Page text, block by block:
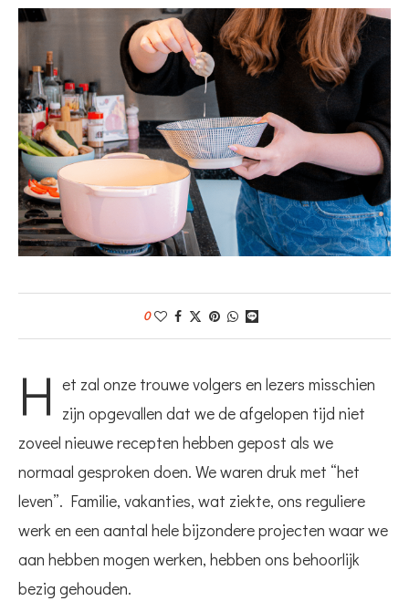
0
H et zal onze trouwe volgers en lezers misschien
zijn opgevallen dat we de afgelopen tijd niet
zoveel nieuwe recepten hebben gepost als we
normaal gesproken doen. We waren druk met “het
leven”. Familie, vakanties, wat ziekte, ons reguliere
werk en een aantal hele bijzondere projecten waar we
aan hebben mogen werken, hebben ons behoorlijk
bezig gehouden.